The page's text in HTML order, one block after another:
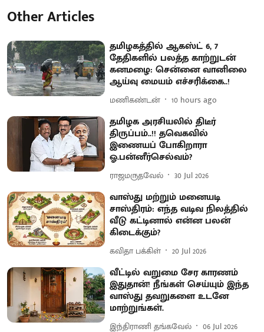
Other Articles
தமிழகத்தில் ஆகஸ்ட் 6, 7
தேதிகளில் பலத்த காற்றுடன்
கனமழை: சென்னை வானிலை
ஆய்வு மையம் எச்சரிக்கை..!
மணிகண்டன் 10 hours ago
தமிழக அரசியலில் திடீர்
திருப்பம்..!! தவெகவில்
இணையப் போகிறாரா
ஓ.பன்னீர்செல்வம்?
ராஜமருதவேல் 30 Jul 2026
வாஸ்து மற்றும் மனையடி
சாஸ்திரம்: எந்த வடிவ நிலத்தில்
வீடு கட்டினால் என்ன பலன்
கிடைக்கும்?
கவிதா பக்கிள் 20 Jul 2026
வீட்டில் வறுமை சேர காரணம்
இதுதான்! நீங்கள் செய்யும் இந்த
வாஸ்து தவறுகளை உடனே
மாற்றுங்கள்.
இந்திராணி தங்கவேல் 06 Jul 2026